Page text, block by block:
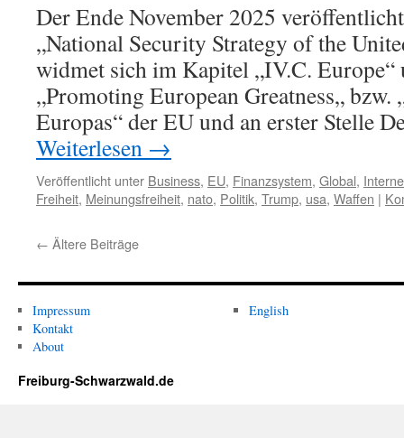
Der Ende November 2025
„National Security Strategy of the
widmet sich im Kapitel „IV.C.
„Promoting European Greatness„
Europas“ der EU und an erster Stelle
Weiterlesen →
Veröffentlicht unter Business, EU, Finanzsystem, Global,
Freiheit, Meinungsfreiheit, nato, Politik, Trump, usa, Waffen |
← Ältere Beiträge
Impressum
Kontakt
About
English
Freiburg-Schwarzwald.de